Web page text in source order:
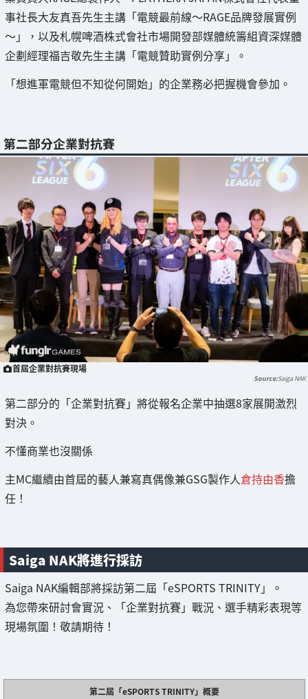
事社長大友真吾先生主講「電競最前線～RAGE品牌發展實例
～」，以及札幌啤酒株式會社市場開發部媒體統籌組資深媒體
企劃經理福吉敬先生主講「電競贊助實例分享」。
「想進軍電競但不知從何開始」的企業務必把握機會參加。
第二部分企業對抗賽
首屆企業對抗賽現場
Saiga NAK
第二部分的「企業對抗賽」將從報名企業中抽選8家展開激烈
對決。
不懂商業也沒關係
主MC繼續由首屆的藝人兼寫真偶像兼GSG製作人倉持由香擔
任！
Saiga NAK將進行採訪
Saiga NAK編輯部將採訪第二屆「eSPORTS TRINITY」。
為您帶來研討會實況、「企業對抗賽」戰況、選手精彩表現等
現場氛圍！敬請期待！
第二屆「eSPORTS TRINITY」概要